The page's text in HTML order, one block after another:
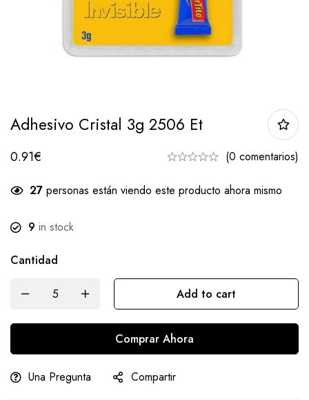
Adhesivo Cristal 3g 2506 Et
0.91€ (0 comentarios)
27 personas están viendo este producto ahora mismo
9 in stock
Cantidad
Add to cart
Comprar Ahora
Una Pregunta Compartir